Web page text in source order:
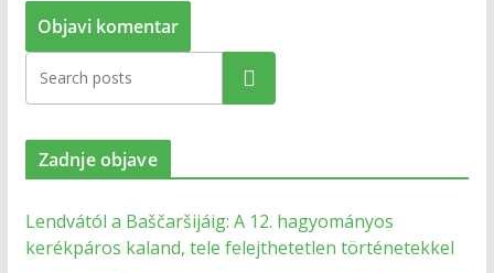
Zadnje objave
Lendvától a Baščaršijáig: A 12. hagyományos
kerékpáros kaland, tele felejthetetlen történetekkel